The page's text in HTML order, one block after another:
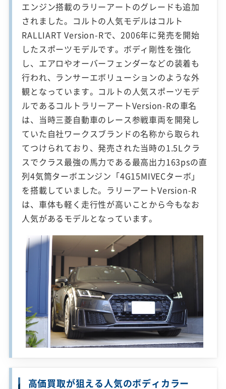
エンジン搭載のラリーアートのグレードも追加
されました。コルトの人気モデルはコルト
RALLIART Version-Rで、2006年に発売を開始
したスポーツモデルです。ボディ剛性を強化
し、エアロやオーバーフェンダーなどの装着も
行われ、ランサーエボリューションのような外
観となっています。コルトの人気スポーツモデ
ルであるコルトラリーアートVersion-Rの車名
は、当時三菱自動車のレース参戦車両を開発し
ていた自社ワークスブランドの名称から取られ
てつけられており、発売された当時の1.5Lクラ
スでクラス最強の馬力である最高出力163psの直
列4気筒ターボエンジン「4G15MIVECターボ」
を搭載していました。ラリーアートVersion-R
は、車体も軽く走行性が高いことから今もなお
人気があるモデルとなっています。
高価買取が狙える人気のボディカラー